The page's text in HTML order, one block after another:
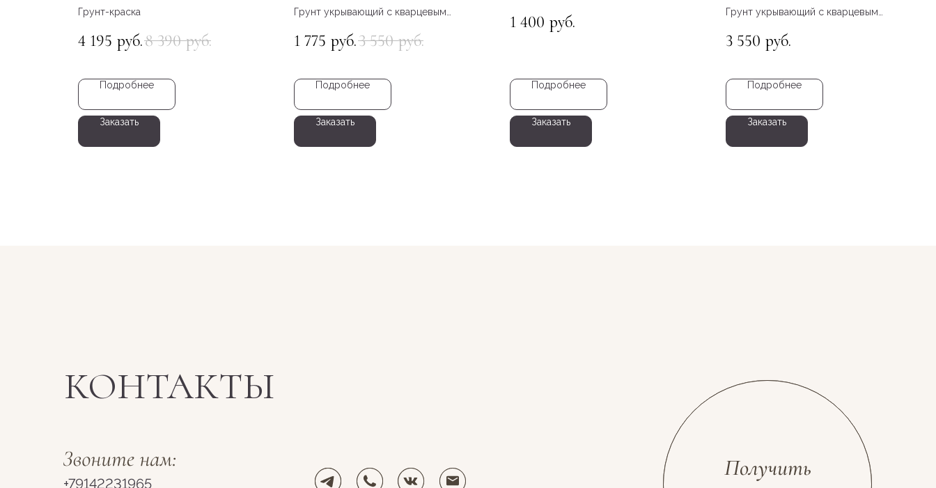
Грунт-краска
4 195 руб.8 390 руб.
Подробнее
Заказать
Грунт укрывающий с кварцевым
1 775 руб.3 550 руб.
Подробнее
Заказать
1 400 руб.
Подробнее
Заказать
Грунт укрывающий с кварцевым
3 550 руб.
Подробнее
Заказать
+79142231965
КОНТАКТЫ